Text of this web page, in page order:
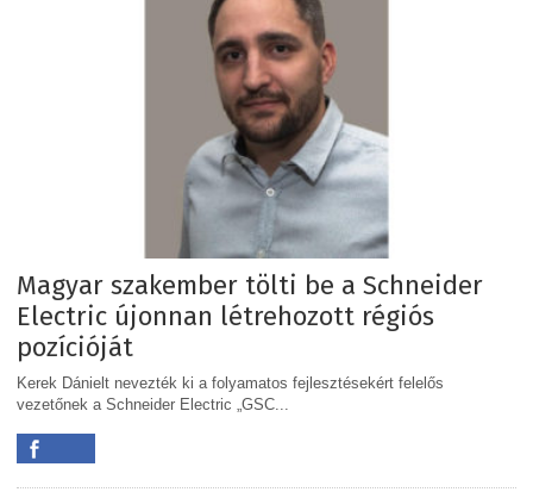
Magyar szakember tölti be a Schneider
Electric újonnan létrehozott régiós
pozícióját
Kerek Dánielt nevezték ki a folyamatos fejlesztésekért felelős
vezetőnek a Schneider Electric „GSC...